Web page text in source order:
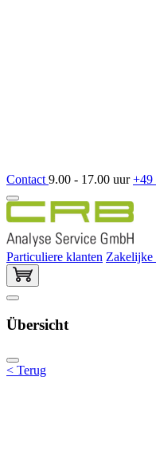
Contact 9.00 - 17.00 uur+49
Particuliere klanten Zakelijke
Übersicht
< Terug